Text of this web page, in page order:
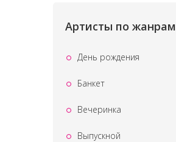
Артисты по жанрам
День рождения
Банкет
Вечеринка
Выпускной